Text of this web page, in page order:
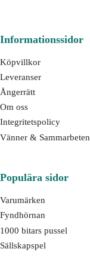
Informationssidor
Köpvillkor
Leveranser
Ångerrätt
Om oss
Integritetspolicy
Vänner & Sammarbeten
Populära sidor
Varumärken
Fyndhörnan
1000 bitars pussel
Sällskapspel